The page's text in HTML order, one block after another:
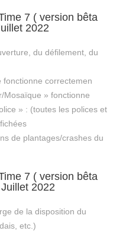
7 ( version bêta
2022
du défilement, du
correctemen
Mosaïque » fonctionne
» : (toutes les polices et
de plantages/crashes du
7 ( version bêta
2022
de la disposition du
etc.)